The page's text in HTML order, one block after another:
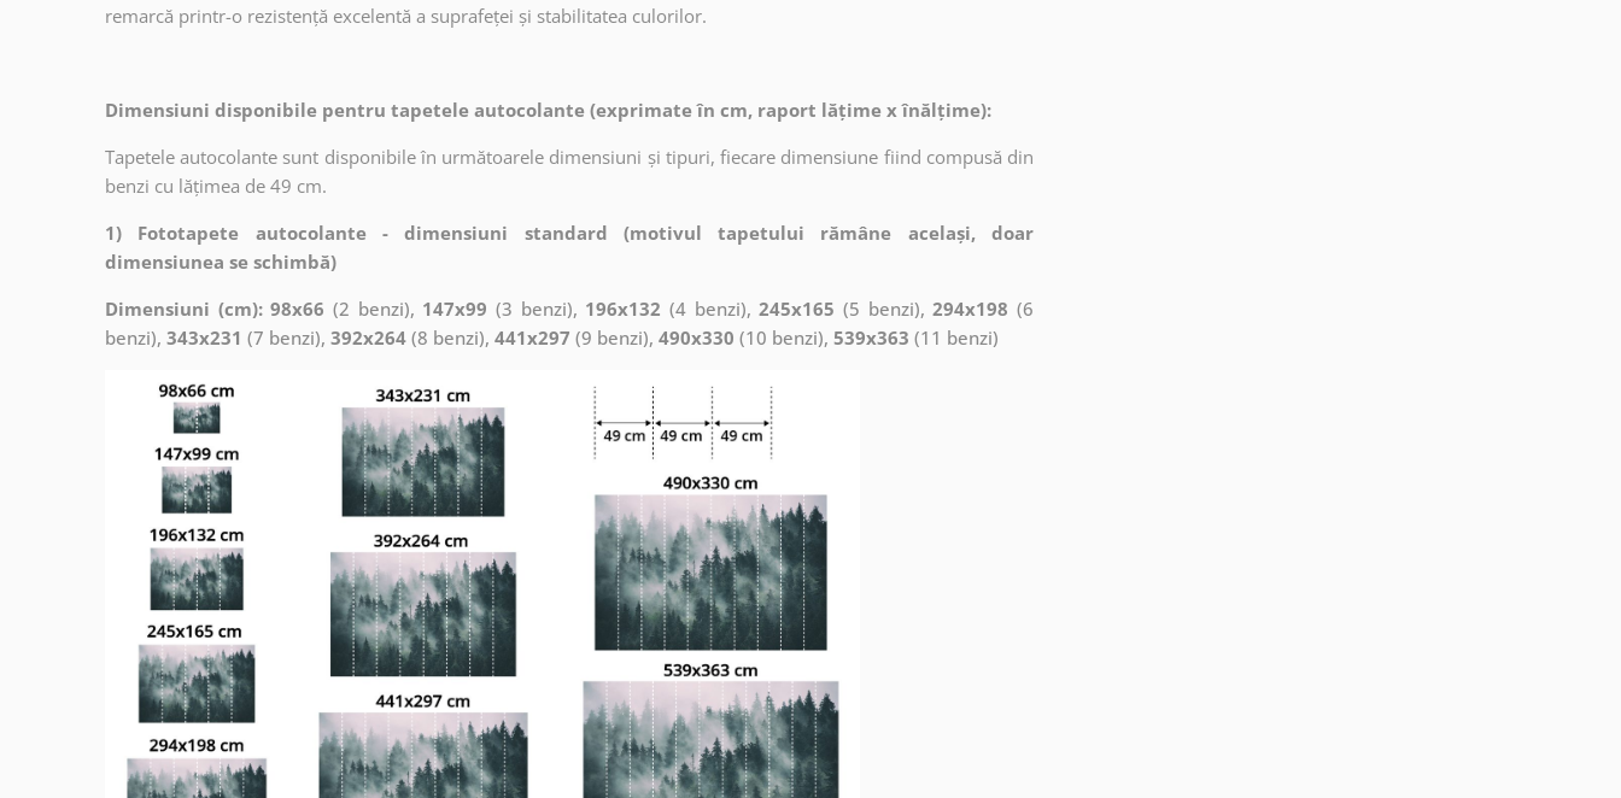
remarcă printr-o rezistență excelentă a suprafeței și stabilitatea culorilor.
Dimensiuni disponibile pentru tapetele autocolante (exprimate în cm, raport lățime x înălțime):
Tapetele autocolante sunt disponibile în următoarele dimensiuni și tipuri, fiecare dimensiune fiind compusă din
benzi cu lățimea de 49 cm.
1) Fototapete autocolante - dimensiuni standard (motivul tapetului rămâne același, doar
dimensiunea se schimbă)
Dimensiuni (cm): 98x66 (2 benzi), 147x99 (3 benzi), 196x132 (4 benzi),245x165 (5 benzi),294x198 (6
benzi), 343x231 (7 benzi), 392x264 (8 benzi), 441x297 (9 benzi), 490x330 (10 benzi), 539x363 (11 benzi)